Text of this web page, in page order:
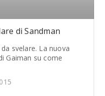
di Sandman
svelare. La nuova
Gaiman su come